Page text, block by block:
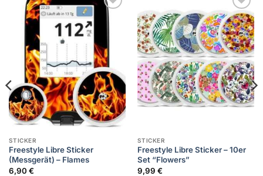
Wunschliste
hinzufügen
STICKER
Freestyle Libre Sticker
(Messgerät) – Flames
6,90 €
Zur
Wunschliste
hinzufügen
STICKER
Freestyle Libre Sticker – 10er
Set “Flowers”
9,99 €